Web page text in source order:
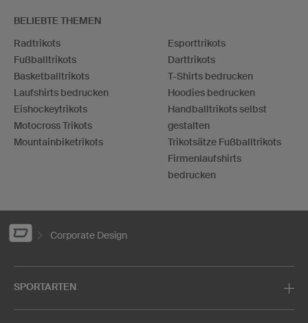
BELIEBTE THEMEN
Radtrikots
Fußballtrikots
Basketballtrikots
Laufshirts bedrucken
Eishockeytrikots
Motocross Trikots
Mountainbiketrikots
Esporttrikots
Darttrikots
T-Shirts bedrucken
Hoodies bedrucken
Handballtrikots selbst
gestalten
Trikotsätze Fußballtrikots
Firmenlaufshirts
bedrucken
Corporate Design
SPORTARTEN